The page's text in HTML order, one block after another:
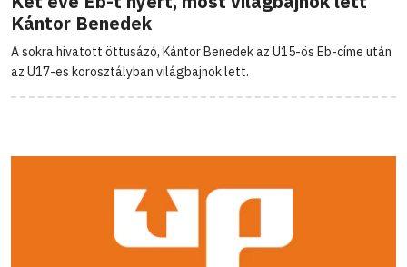
Kántor Benedek
A sokra hivatott öttusázó, Kántor Benedek az U15-ös Eb-címe után
az U17-es korosztályban világbajnok lett.